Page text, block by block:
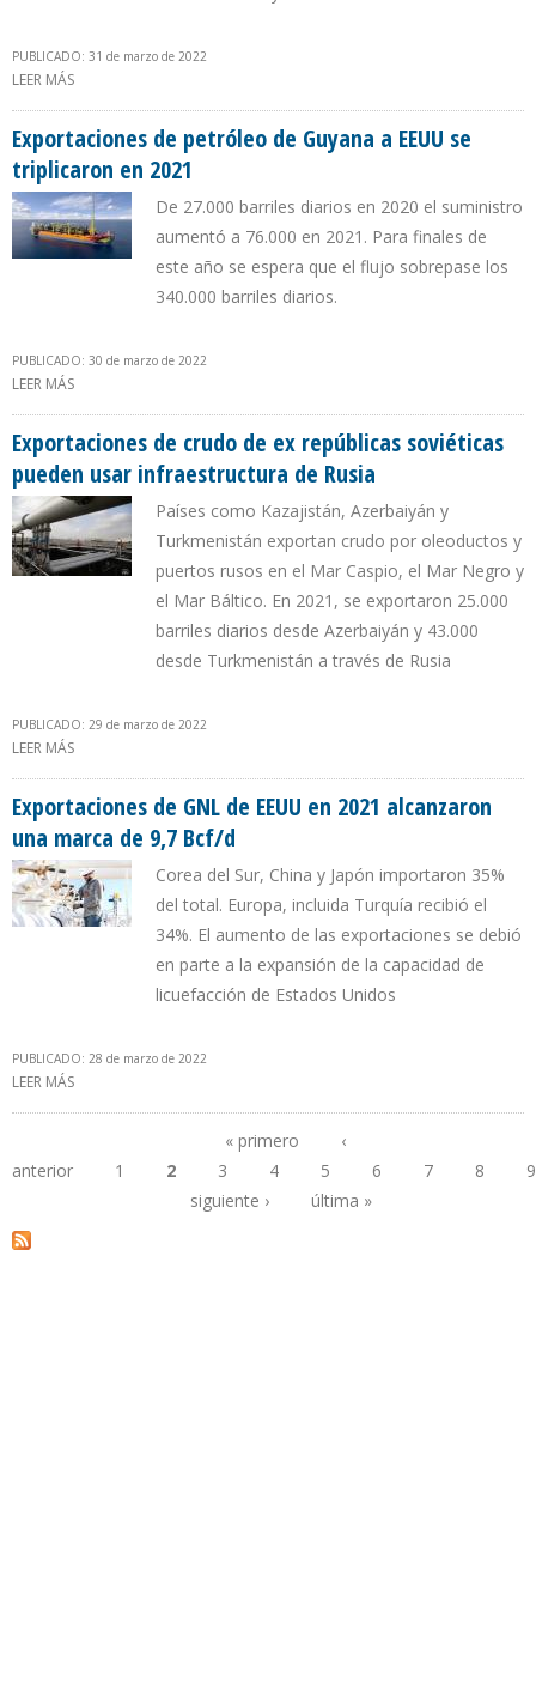
PUBLICADO: 31 de marzo de 2022
LEER MÁS
Exportaciones de petróleo de Guyana a EEUU se
triplicaron en 2021
De 27.000 barriles diarios en 2020 el suministro
aumentó a 76.000 en 2021. Para finales de
este año se espera que el flujo sobrepase los
340.000 barriles diarios.
PUBLICADO: 30 de marzo de 2022
LEER MÁS
Exportaciones de crudo de ex repúblicas soviéticas
pueden usar infraestructura de Rusia
Países como Kazajistán, Azerbaiyán y
Turkmenistán exportan crudo por oleoductos y
puertos rusos en el Mar Caspio, el Mar Negro y
el Mar Báltico. En 2021, se exportaron 25.000
barriles diarios desde Azerbaiyán y 43.000
desde Turkmenistán a través de Rusia
PUBLICADO: 29 de marzo de 2022
LEER MÁS
Exportaciones de GNL de EEUU en 2021 alcanzaron
una marca de 9,7 Bcf/d
Corea del Sur, China y Japón importaron 35%
del total. Europa, incluida Turquía recibió el
34%. El aumento de las exportaciones se debió
en parte a la expansión de la capacidad de
licuefacción de Estados Unidos
PUBLICADO: 28 de marzo de 2022
LEER MÁS
Páginas
« primero
‹
anterior
1 2 3 4 5 6 7 8
9
siguiente ›
última »